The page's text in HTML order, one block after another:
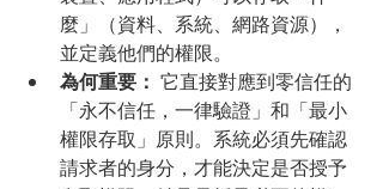
麼」（資料、系統、網路資源），
並定義他們的權限。
為何重要： 它直接對應到零信任的
「永不信任，一律驗證」和「最小
權限存取」原則。系統必須先確認
請求者的身分，才能決定是否授予